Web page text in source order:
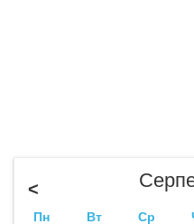
<
Пн Вт Ср